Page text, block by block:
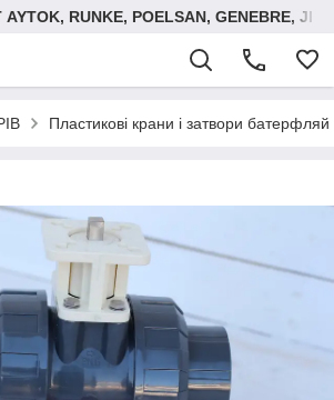
RUNKE, POELSAN, GENEBRE,
Пластикові крани і затвори батерфляй